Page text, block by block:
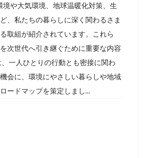
境や大気環境、地球温暖化対策、生
、私たちの暮らしに深く関わるさま
取組が紹介されています。これら
次世代へ引き継ぐために重要な内容
一人ひとりの行動とも密接に関わ
会に、環境にやさしい暮らしや地域
ードマップを策定しまし...